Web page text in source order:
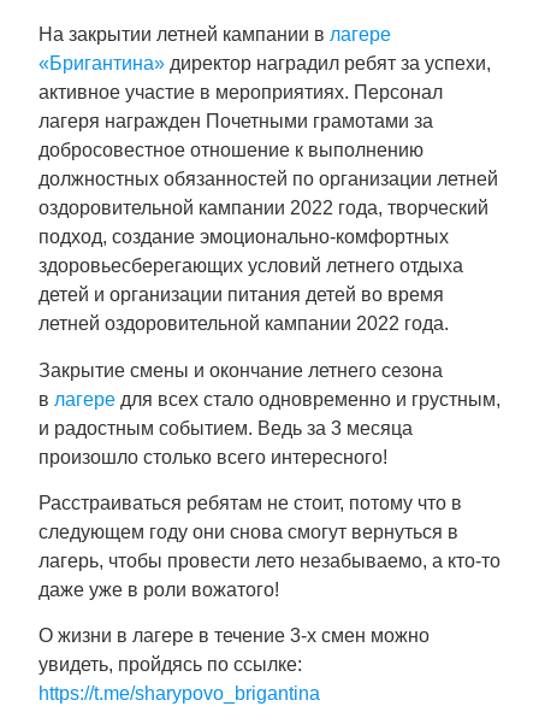
На закрытии летней кампании в лагере
«Бригантина» директор наградил ребят за успехи,
активное участие в мероприятиях. Персонал
лагеря награжден Почетными грамотами за
добросовестное отношение к выполнению
должностных обязанностей по организации летней
оздоровительной кампании 2022 года, творческий
подход, создание эмоционально-комфортных
здоровьесберегающих условий летнего отдыха
детей и организации питания детей во время
летней оздоровительной кампании 2022 года.
Закрытие смены и окончание летнего сезона
в лагере для всех стало одновременно и грустным,
и радостным событием. Ведь за 3 месяца
произошло столько всего интересного!
Расстраиваться ребятам не стоит, потому что в
следующем году они снова смогут вернуться в
лагерь, чтобы провести лето незабываемо, а кто-то
даже уже в роли вожатого!
О жизни в лагере в течение 3-х смен можно
увидеть, пройдясь по ссылке:
https://t.me/sharypovo_brigantina